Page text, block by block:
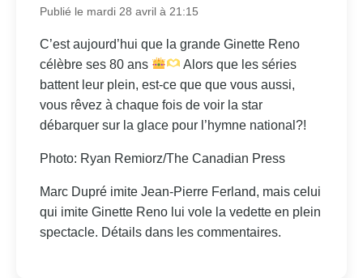
Publié le mardi 28 avril à 21:15
C’est aujourd’hui que la grande Ginette Reno
célèbre ses 80 ans
Alors que les séries
battent leur plein, est-ce que que vous aussi,
vous rêvez à chaque fois de voir la star
débarquer sur la glace pour l’hymne national?!
Photo: Ryan Remiorz/The Canadian Press
Marc Dupré imite Jean-Pierre Ferland, mais celui
qui imite Ginette Reno lui vole la vedette en plein
spectacle. Détails dans les commentaires.